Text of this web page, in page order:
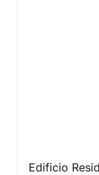
Edificio